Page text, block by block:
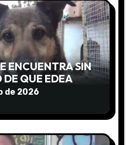
ENCUENTRA SIN
QUE EDEA
SIN AVISO
de 2026